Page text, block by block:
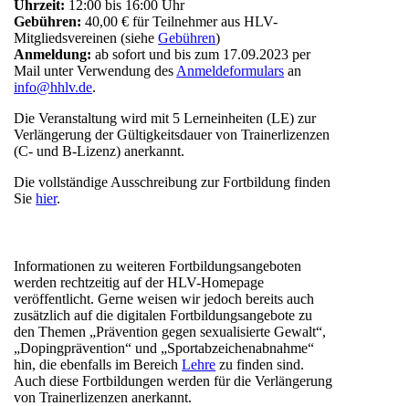
Uhrzeit: 12:00 bis 16:00 Uhr
Gebühren:40,00 € für Teilnehmer aus HLV-
Mitgliedsvereinen (sieheGebühren)
Anmeldung:ab sofort und bis zum 17.09.2023 per
Mail unter Verwendung des Anmeldeformulars an
info@hhlv.de.
Die Veranstaltung wird mit 5 Lerneinheiten (LE) zur
Verlängerung der Gültigkeitsdauer von Trainerlizenzen
(C- und B-Lizenz) anerkannt.
Die vollständige Ausschreibung zur Fortbildung finden
Siehier.
Informationen zu weiteren Fortbildungsangeboten
werden rechtzeitig auf der HLV-Homepage
veröffentlicht. Gerne weisen wir jedoch bereits auch
zusätzlich auf diedigitalen Fortbildungsangebote zu
den Themen „Prävention gegen sexualisierte Gewalt“,
„Dopingprävention“ und „Sportabzeichenabnahme“
hin, die ebenfalls im BereichLehre zu finden sind.
Auch diese Fortbildungen werden für die Verlängerung
von Trainerlizenzen anerkannt.